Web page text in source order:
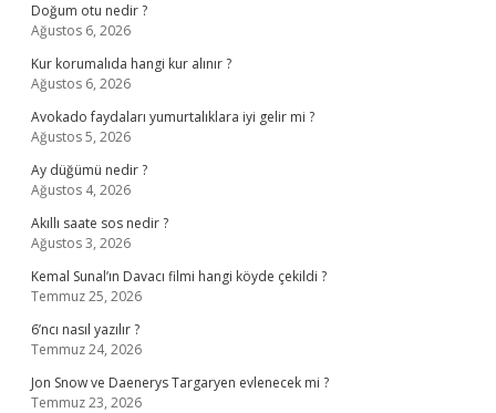
Doğum otu nedir ?
Ağustos 6, 2026
Kur korumalıda hangi kur alınır ?
Ağustos 6, 2026
Avokado faydaları yumurtalıklara iyi gelir mi ?
Ağustos 5, 2026
Ay düğümü nedir ?
Ağustos 4, 2026
Akıllı saate sos nedir ?
Ağustos 3, 2026
Kemal Sunal’ın Davacı filmi hangi köyde çekildi ?
Temmuz 25, 2026
6’ncı nasıl yazılır ?
Temmuz 24, 2026
Jon Snow ve Daenerys Targaryen evlenecek mi ?
Temmuz 23, 2026